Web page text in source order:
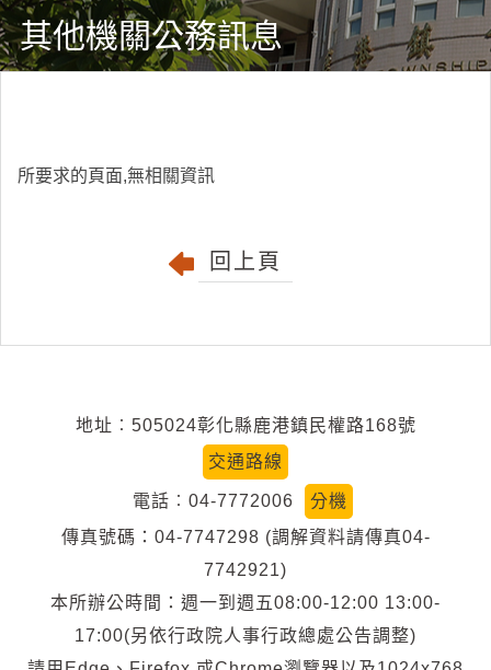
其他機關公務訊息
所要求的頁面,無相關資訊
回上頁
地址︰505024彰化縣鹿港鎮民權路168號
交通路線
電話︰04-7772006
分機
傳真號碼：04-7747298 (調解資料請傳真04-
7742921)
本所辦公時間：週一到週五08:00-12:00 13:00-
17:00(另依行政院人事行政總處公告調整)